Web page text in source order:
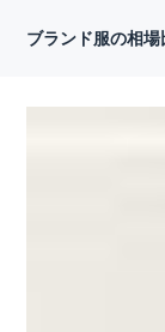
ブランド服の相